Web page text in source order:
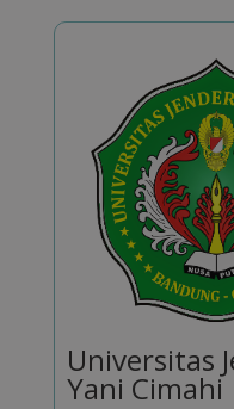
Universitas
Yani Cimahi